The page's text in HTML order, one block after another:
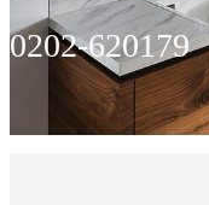
0202-620179